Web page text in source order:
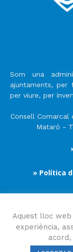
Som una
ajuntaments, per
per viure, per
Consell Comarcal
Mataró -
» Política
Aquest lloc
experiència,